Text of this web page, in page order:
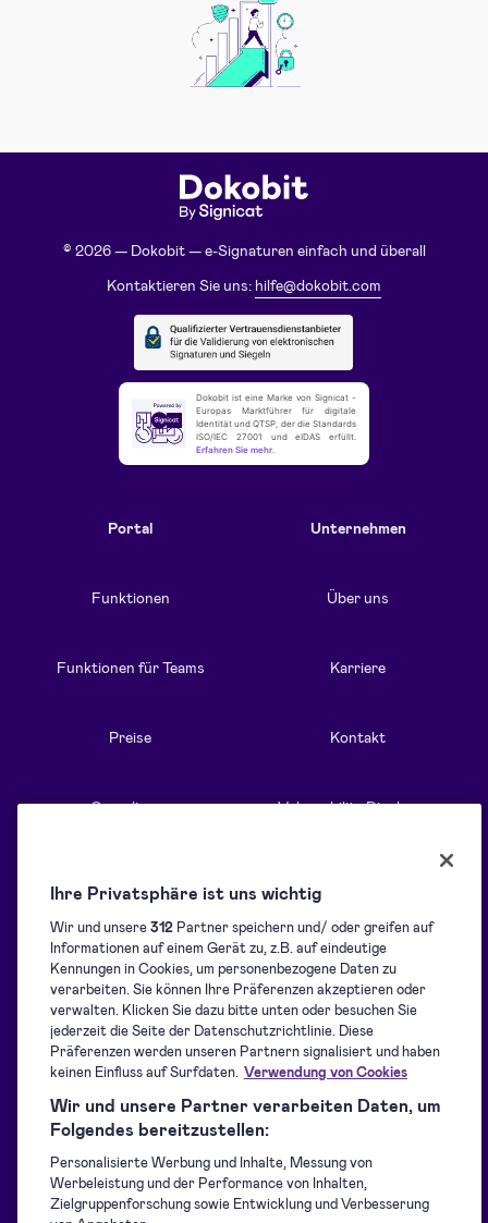
© 2026 — Dokobit — e-Signaturen einfach und überall
Kontaktieren Sie uns: hilfe@dokobit.com
Dokobit ist eine Marke von Signicat -
Europas Marktführer für digitale
Identität und QTSP, der die Standards
ISO/IEC 27001 und eIDAS erfüllt.
Erfahren Sie mehr.
Portal
Funktionen
Funktionen für Teams
Preise
Compliance
Unternehmen
Über uns
Karriere
Kontakt
Vulnerability Disclosure
Informationen
Blog
Support-Center
Für Entwickler
Lösungen
Überblick
Signaturen sammeln
Versiegelung
Ihre Privatsphäre ist uns wichtig
Wir und unsere312 Partner speichern und/ oder greifen auf
Informationen auf einem Gerät zu, z.B. auf eindeutige
Kennungen in Cookies, um personenbezogene Daten zu
verarbeiten. Sie können Ihre Präferenzen akzeptieren oder
verwalten. Klicken Sie dazu bitte unten oder besuchen Sie
jederzeit die Seite der Datenschutzrichtlinie. Diese
Präferenzen werden unseren Partnern signalisiert und haben
keinen Einfluss auf Surfdaten. Verwendung von Cookies
Wir und unsere Partner verarbeiten Daten, um
Folgendes bereitzustellen:
Personalisierte Werbung und Inhalte, Messung von
Werbeleistung und der Performance von Inhalten,
Zielgruppenforschung sowie Entwicklung und Verbesserung